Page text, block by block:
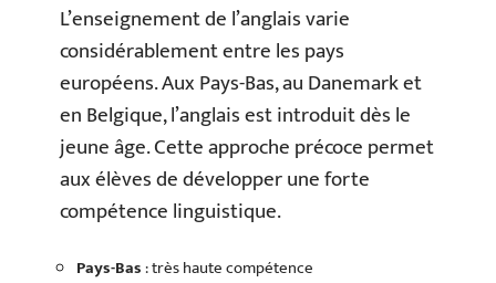
L’enseignement de l’anglais varie
considérablement entre les pays
européens. Aux Pays-Bas, au Danemark et
en Belgique, l’anglais est introduit dès le
jeune âge. Cette approche précoce permet
aux élèves de développer une forte
compétence linguistique.
Pays-Bas: très haute compétence